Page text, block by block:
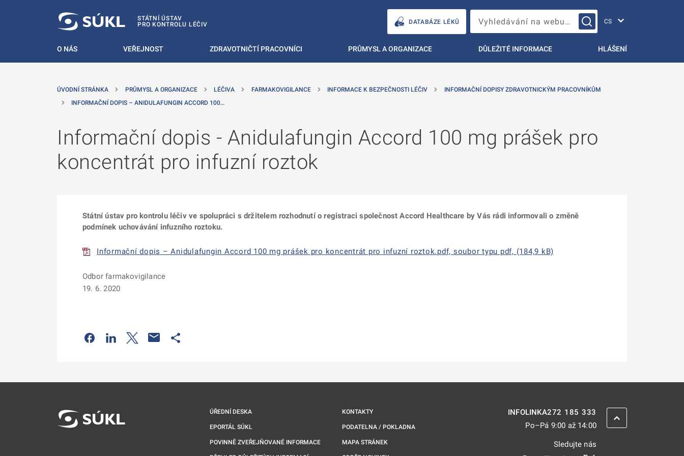
STÁTNÍ ÚSTAV
PRO KONTROLU LÉČIV
DATABÁZE LÉKŮ Vyhledávání na webu…
O NÁS VEŘEJNOST ZDRAVOTNIČTÍ PRACOVNÍCI PRŮMYSL A ORGANIZACE DŮLEŽITÉ INFORMACE HLÁŠENÍ
ÚVODNÍ STRÁNKA PRŮMYSL A ORGANIZACE LÉČIVA FARMAKOVIGILANCE INFORMACE K BEZPEČNOSTI LÉČIV
INFORMAČNÍ DOPISY ZDRAVOTNICKÝM PRACOVNÍKŮM
INFORMAČNÍ DOPIS – ANIDULAFUNGIN ACCORD 100…
Informační dopis - Anidulafungin Accord 100 mg prášek pro
koncentrát pro infuzní roztok
Státní ústav pro kontrolu léčiv ve spolupráci s držitelem rozhodnutí o registraci společnost Accord Healthcare by Vás rádi informovali o změně
podmínek uchovávání infuzního roztoku.
Informační dopis – Anidulafungin Accord 100 mg prášek pro koncentrát pro infuzní roztok.pdf, soubor typu pdf, (184,9 kB)
Odbor farmakovigilance
19. 6. 2020
Odkaz se otevře na nové kartě
Odkaz se otevře na nové kartě
Odkaz se otevře na nové kartě
ÚŘEDNÍ DESKA
EPORTÁL SÚKL
POVINNĚ ZVEŘEJŇOVANÉ INFORMACE
KONTAKTY
PODATELNA / POKLADNA
MAPA STRÁNEK
INFOLINKA272 185 333
Po–Pá 9:00 až 14:00
Sledujte nás
ZPĚT NAHORU